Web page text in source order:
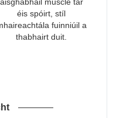
éis spóirt, stíl
fuinniúil a
thabhairt duit.